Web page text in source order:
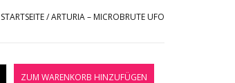
STARTSEITE/ARTURIA – MICROBRUTE UFO
ZUM WARENKORB HINZUFÜGEN